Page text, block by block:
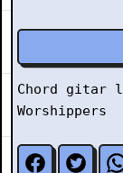
Chord gitar
Worshippers